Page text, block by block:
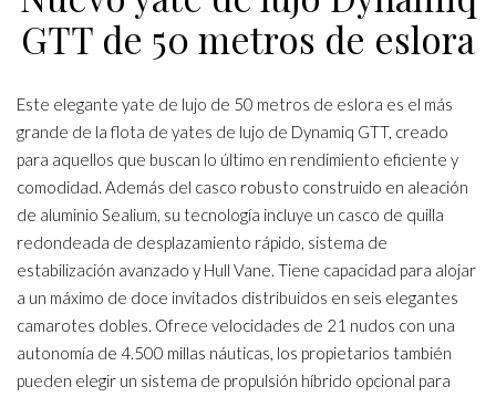
GTT de 50 metros de eslora
Este elegante yate de lujo de 50 metros de eslora es el más
grande de la flota de yates de lujo de Dynamiq GTT, creado
para aquellos que buscan lo último en rendimiento eficiente y
comodidad. Además del casco robusto construido en aleación
de aluminio Sealium, su tecnología incluye un casco de quilla
redondeada de desplazamiento rápido, sistema de
estabilización avanzado y Hull Vane. Tiene capacidad para alojar
a un máximo de doce invitados distribuidos en seis elegantes
camarotes dobles. Ofrece velocidades de 21 nudos con una
autonomía de 4.500 millas náuticas, los propietarios también
pueden elegir un sistema de propulsión híbrido opcional para